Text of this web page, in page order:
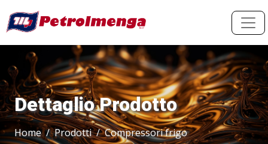
Dettaglio Prodotto
Home Prodotti Compressori frigo